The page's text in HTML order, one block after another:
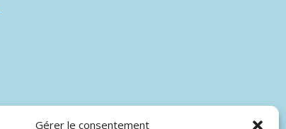
Gérer le consentement